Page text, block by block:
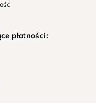
płatności: